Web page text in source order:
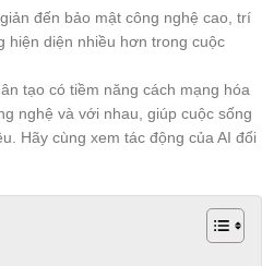
đến bảo mật công nghệ cao, trí
hiện diện nhiều hơn trong cuộc
tạo có tiềm năng cách mạng hóa
nghệ và với nhau, giúp cuộc sống
Hãy cùng xem tác động của AI đối